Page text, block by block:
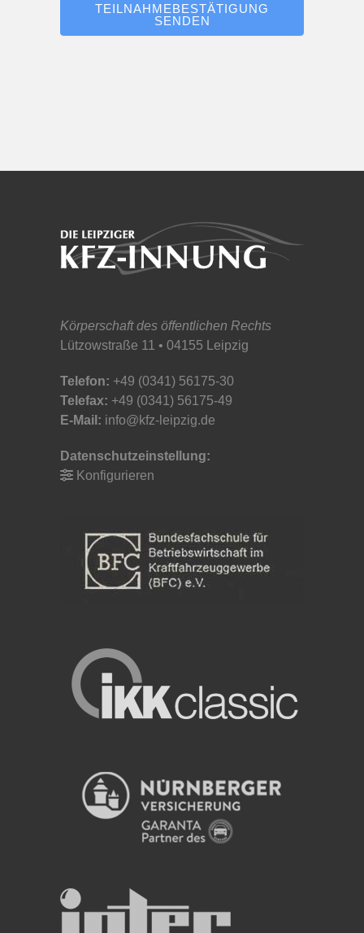
TEILNAHMEBESTÄTIGUNG
SENDEN
Körperschaft des öffentlichen Rechts
Lützowstraße 11 • 04155 Leipzig
Telefon: +49 (0341) 56175-30
Telefax: +49 (0341) 56175-49
E-Mail: info@kfz-leipzig.de
Datenschutzeinstellung:
Konfigurieren